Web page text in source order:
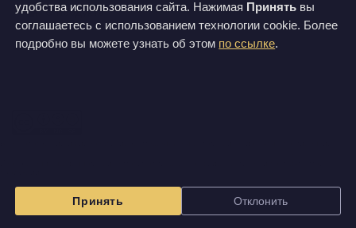
удобства использования сайта. Нажимая Принять вы
соглашаетесь с использованием технологии cookie. Более
подробно вы можете узнать об этом по ссылке.
Принять Отклонить
О продукте
Цены
Спецификации